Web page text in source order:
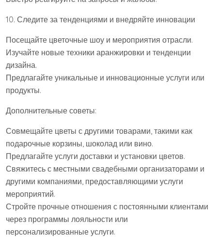
10. Следите за тенденциями и внедряйте инновации
Посещайте цветочные шоу и мероприятия отрасли.
Изучайте новые техники аранжировки и тенденции
дизайна.
Предлагайте уникальные и инновационные услуги или
продукты.
Дополнительные советы:
Совмещайте цветы с другими товарами, такими как
подарочные корзины, шоколад или вино.
Предлагайте услуги доставки и установки цветов.
Свяжитесь с местными свадебными организаторами и
другими компаниями, предоставляющими услуги
мероприятий.
Стройте прочные отношения с постоянными клиентами
через программы лояльности или
персонализированные услуги.